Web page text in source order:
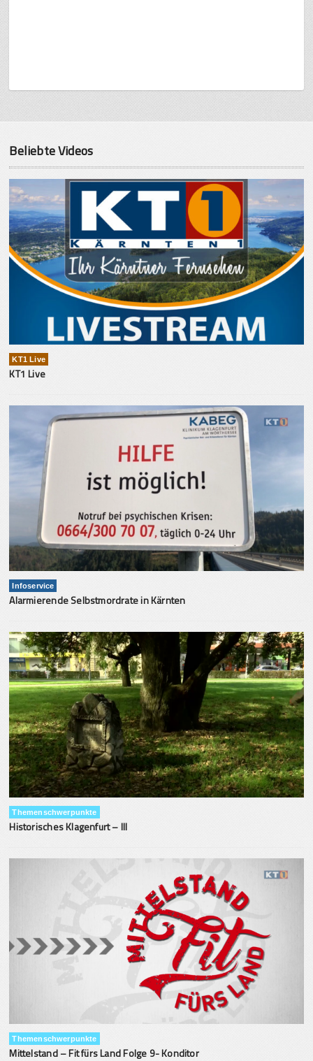
Beliebte Videos
KT1 Live
KT1 Live
Infoservice
Alarmierende Selbstmordrate in Kärnten
Themenschwerpunkte
Historisches Klagenfurt – III
Themenschwerpunkte
Mittelstand – Fit fürs Land Folge 9- Konditor